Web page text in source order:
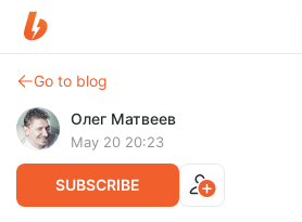
Go to blog
Олег Матвеев
May 20 20:23
SUBSCRIBE